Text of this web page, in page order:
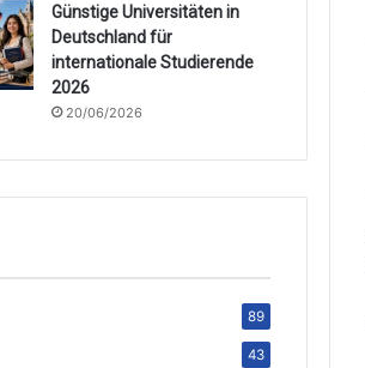
Günstige Universitäten in
Deutschland für
internationale Studierende
2026
20/06/2026
89
43